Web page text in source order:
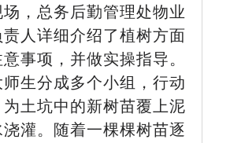
总务后勤管理处物业
人详细介绍了植树方面
事项，并做实操指导。
生分成多个小组，行动
土坑中的新树苗覆上泥
灌。随着一棵棵树苗逐